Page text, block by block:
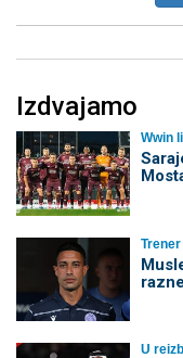
Izdvajamo
Wwin
U